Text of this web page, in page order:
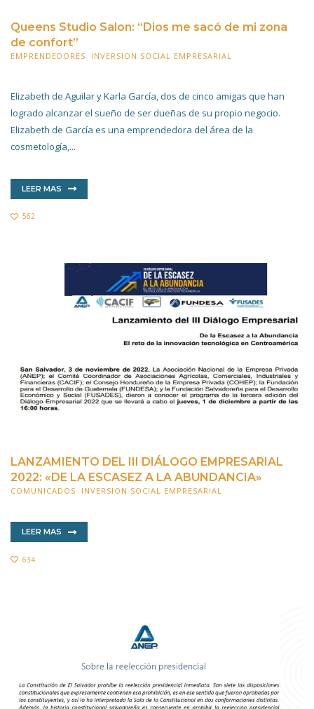
Queens Studio Salon: “Dios me sacó de mi zona
de confort”
EMPRENDEDORES
INVERSION SOCIAL EMPRESARIAL
Elizabeth de Aguilar y Karla García, dos de cinco amigas que han
logrado alcanzar el sueño de ser dueñas de su propio negocio.
Elizabeth de García es una emprendedora del área de la
cosmetología,...
LEER MAS
562
LANZAMIENTO DEL III DIÁLOGO EMPRESARIAL
2022: «DE LA ESCASEZ A LA ABUNDANCIA»
COMUNICADOS
INVERSION SOCIAL EMPRESARIAL
LEER MAS
634